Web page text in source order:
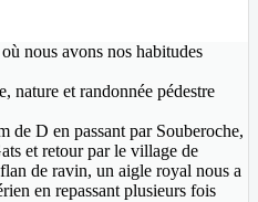
nous avons nos habitudes
nature et randonnée pédestre
de D en passant par Souberoche,
et retour par le village de
de ravin, un aigle royal nous a
en repassant plusieurs fois